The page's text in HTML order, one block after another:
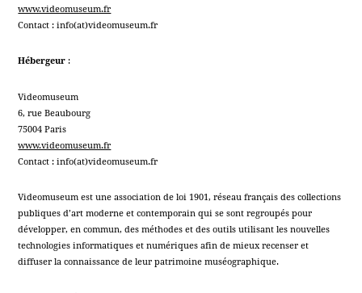
www.videomuseum.fr
Contact : info(at)videomuseum.fr
Hébergeur :
Videomuseum
6, rue Beaubourg
75004 Paris
www.videomuseum.fr
Contact : info(at)videomuseum.fr
Videomuseum est une association de loi 1901, réseau français des collections
publiques d’art moderne et contemporain qui se sont regroupés pour
développer, en commun, des méthodes et des outils utilisant les nouvelles
technologies informatiques et numériques afin de mieux recenser et
diffuser la connaissance de leur patrimoine muséographique.